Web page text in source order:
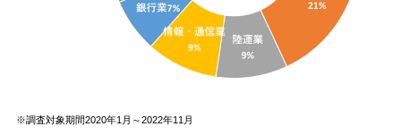
※調査対象期間2020年1月～2022年11月